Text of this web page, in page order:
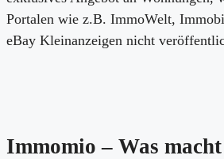
Portalen wie z.B. ImmoWelt,
eBay Kleinanzeigen nicht
Immomio – Was